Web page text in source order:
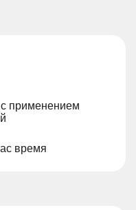
применением
время